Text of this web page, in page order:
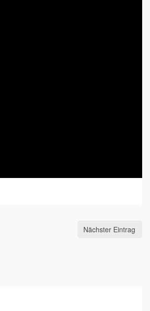
Nächster Eintrag